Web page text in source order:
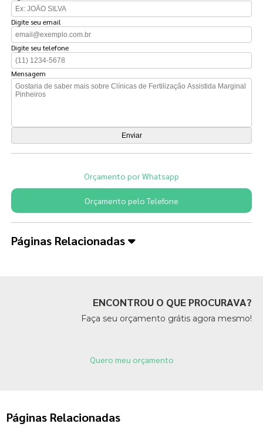
Digite seu email
Digite seu telefone
Mensagem
Orçamento por Whatsapp
Orçamento pelo Telefone
Páginas Relacionadas
ENCONTROU O QUE PROCURAVA?
Faça seu orçamento grátis agora mesmo!
Quero meu orçamento
Páginas Relacionadas